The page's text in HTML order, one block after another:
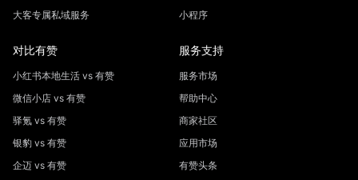
大客专属私域服务
小程序
对比有赞
小红书本地生活 vs 有赞
微信小店 vs 有赞
驿氪 vs 有赞
银豹 vs 有赞
企迈 vs 有赞
服务支持
服务市场
帮助中心
商家社区
应用市场
有赞头条